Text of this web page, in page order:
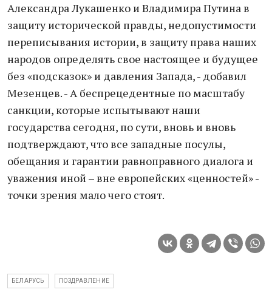
Александра Лукашенко и Владимира Путина в
защиту исторической правды, недопустимости
переписывания истории, в защиту права наших
народов определять свое настоящее и будущее
без «подсказок» и давления Запада, - добавил
Мезенцев. - А беспрецедентные по масштабу
санкции, которые испытывают наши
государства сегодня, по сути, вновь и вновь
подтверждают, что все западные посулы,
обещания и гарантии равноправного диалога и
уважения иной – вне европейских «ценностей» -
точки зрения мало чего стоят.
БЕЛАРУСЬ ПОЗДРАВЛЕНИЕ